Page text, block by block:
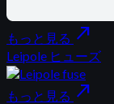
もっと見る north_east
Leipole ヒューズ
もっと見る north_east